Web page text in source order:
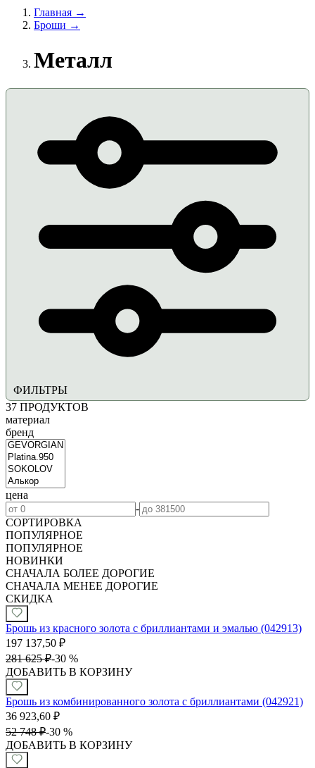
Главная →
Броши →
Металл
ФИЛЬТРЫ
37 ПРОДУКТОВ
материал
бренд
цена
-
СОРТИРОВКА
ПОПУЛЯРНОЕ
ПОПУЛЯРНОЕ
НОВИНКИ
СНАЧАЛА БОЛЕЕ ДОРОГИЕ
СНАЧАЛА МЕНЕЕ ДОРОГИЕ
СКИДКА
Брошь из красного золота с бриллиантами и эмалью (042913)
197 137,50 ₽
281 625 ₽-30 %
ДОБАВИТЬ В КОРЗИНУ
Брошь из комбинированного золота с бриллиантами (042921)
36 923,60 ₽
52 748 ₽-30 %
ДОБАВИТЬ В КОРЗИНУ